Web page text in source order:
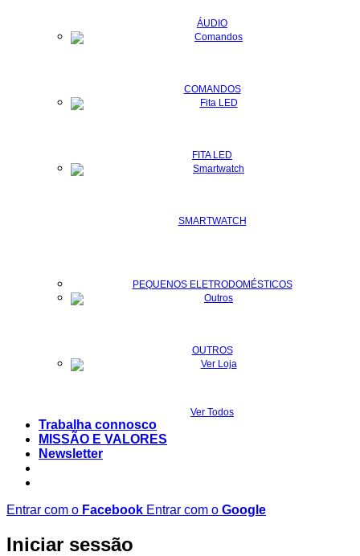
ÁUDIO
COMANDOS
FITA LED
SMARTWATCH
PEQUENOS ELETRODOMÉSTICOS
OUTROS
Ver Todos
Trabalha connosco
MISSÃO E VALORES
Newsletter
Entrar com o Facebook Entrar com o Google
Iniciar sessão